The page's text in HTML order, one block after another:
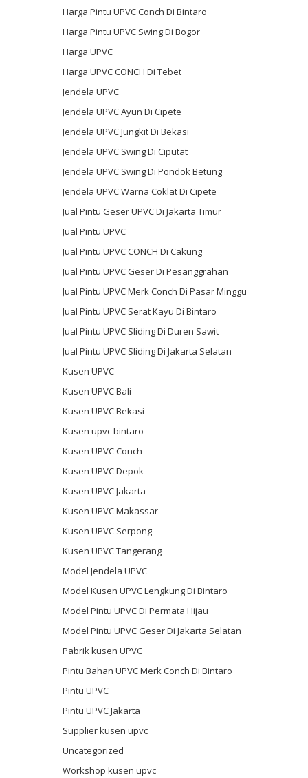
Harga Pintu UPVC Conch Di Bintaro
Harga Pintu UPVC Swing Di Bogor
Harga UPVC
Harga UPVC CONCH Di Tebet
Jendela UPVC
Jendela UPVC Ayun Di Cipete
Jendela UPVC Jungkit Di Bekasi
Jendela UPVC Swing Di Ciputat
Jendela UPVC Swing Di Pondok Betung
Jendela UPVC Warna Coklat Di Cipete
Jual Pintu Geser UPVC Di Jakarta Timur
Jual Pintu UPVC
Jual Pintu UPVC CONCH Di Cakung
Jual Pintu UPVC Geser Di Pesanggrahan
Jual Pintu UPVC Merk Conch Di Pasar Minggu
Jual Pintu UPVC Serat Kayu Di Bintaro
Jual Pintu UPVC Sliding Di Duren Sawit
Jual Pintu UPVC Sliding Di Jakarta Selatan
Kusen UPVC
Kusen UPVC Bali
Kusen UPVC Bekasi
Kusen upvc bintaro
Kusen UPVC Conch
Kusen UPVC Depok
Kusen UPVC Jakarta
Kusen UPVC Makassar
Kusen UPVC Serpong
Kusen UPVC Tangerang
Model Jendela UPVC
Model Kusen UPVC Lengkung Di Bintaro
Model Pintu UPVC Di Permata Hijau
Model Pintu UPVC Geser Di Jakarta Selatan
Pabrik kusen UPVC
Pintu Bahan UPVC Merk Conch Di Bintaro
Pintu UPVC
Pintu UPVC Jakarta
Supplier kusen upvc
Uncategorized
Workshop kusen upvc